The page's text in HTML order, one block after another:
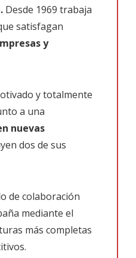
Desde 1969 trabaja
satisfagan
y
y totalmente
a una
nuevas
dos de sus
de colaboración
mediante el
más completas